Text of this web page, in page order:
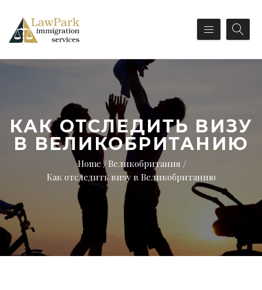
КАК ОТСЛЕДИТЬ ВИЗУ
В ВЕЛИКОБРИТАНИЮ
Home
Великобритания
Как отследить визу в Великобританию